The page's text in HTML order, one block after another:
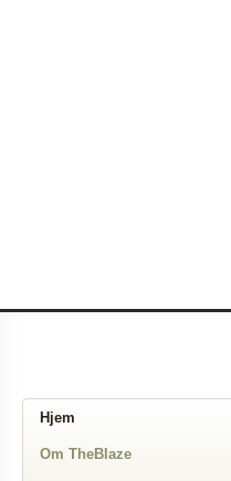
Hjem
Om TheBlaze